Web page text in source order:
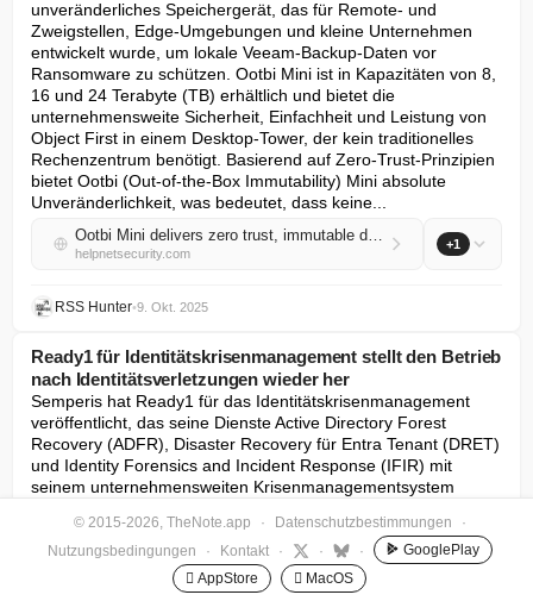
unveränderliches Speichergerät, das für Remote- und
Zweigstellen, Edge-Umgebungen und kleine Unternehmen
entwickelt wurde, um lokale Veeam-Backup-Daten vor
Ransomware zu schützen. Ootbi Mini ist in Kapazitäten von 8,
16 und 24 Terabyte (TB) erhältlich und bietet die
unternehmensweite Sicherheit, Einfachheit und Leistung von
Object First in einem Desktop-Tower, der kein traditionelles
Rechenzentrum benötigt. Basierend auf Zero-Trust-Prinzipien
bietet Ootbi (Out-of-the-Box Immutability) Mini absolute
Unveränderlichkeit, was bedeutet, dass keine...
Ootbi Mini delivers zero trust, immutable data protection
helpnetsecurity.com
+1
RSS Hunter•9. Okt. 2025
Ready1 für Identitätskrisenmanagement stellt den Betrieb
nach Identitätsverletzungen wieder her
Semperis hat Ready1 für das Identitätskrisenmanagement
veröffentlicht, das seine Dienste Active Directory Forest
Recovery (ADFR), Disaster Recovery für Entra Tenant (DRET)
und Identity Forensics and Incident Response (IFIR) mit
seinem unternehmensweiten Krisenmanagementsystem
Wiederherstellung des Geschäftsbetriebs nach
identitätsbezogenen Cyberangriffen zu unterstützen.
„Während eines Identitätsausfalls ist eines der schwierigsten
Dinge herauszufinden, wie man sein Team kontaktiert, wenn
© 2015-2026, TheNote.app · Datenschutzbestimmungen
·
Nutzungsbedingungen
· Kontakt · · ·
GooglePlay
 AppStore
 MacOS